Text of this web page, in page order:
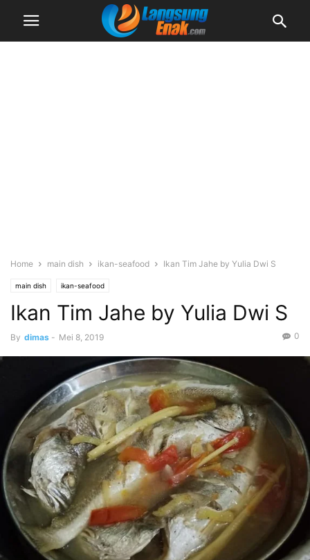
Home main dish ikan-seafood Ikan Tim Jahe by Yulia Dwi S
main dish ikan-seafood
Ikan Tim Jahe by Yulia Dwi S
By dimas - Mei 8, 2019 0